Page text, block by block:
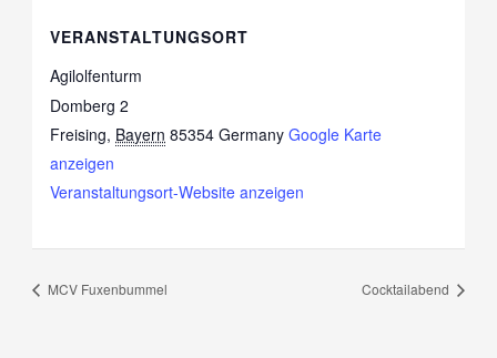
VERANSTALTUNGSORT
Agilolfenturm
Domberg 2
Freising, Bayern 85354 Germany Google Karte
anzeigen
Veranstaltungsort-Website anzeigen
MCV Fuxenbummel Cocktailabend